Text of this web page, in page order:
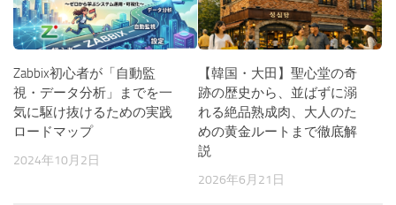
Zabbix初心者が「自動監
視・データ分析」までを一
気に駆け抜けるための実践
ロードマップ
2024年10月2日
【韓国・大田】聖心堂の奇
跡の歴史から、並ばずに溺
れる絶品熟成肉、大人のた
めの黄金ルートまで徹底解
説
2026年6月21日